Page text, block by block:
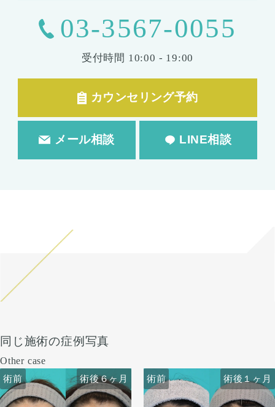
03-3567-0055
受付時間 10:00 - 19:00
カウンセリング予約
メール相談 LINE相談
同じ施術の症例写真
Other case
術前 術後６ヶ月 術前 術後６ヶ月
術前 術前 術後１ヶ月